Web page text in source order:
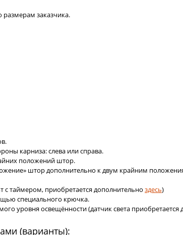
заказчика.
карниза: слева или справа.
положений штор.
штор дополнительно к двум крайним
с таймером, приобретается дополнительно здесь)
специального крючка.
уровня освещённости (датчик света приобретается
(варианты):